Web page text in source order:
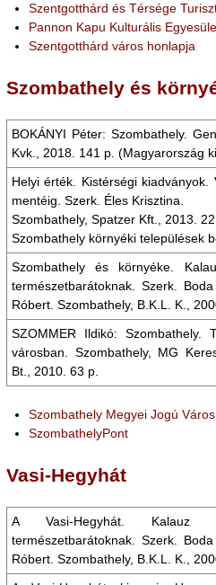
Szentgotthárd és Térsége
Pannon Kapu Kulturális
Szentgotthárd város honlapja
Szombathely és
BOKÁNYI Péter: Szombathely.
Kvk., 2018. 141 p. (Magyarország
Helyi érték. Kistérségi kiadványok.
mentéig. Szerk. Éles Krisztina.
Szombathely, Spatzer Kft., 2013. 22
Szombathely környéki települések
Szombathely és környéke.
természetbarátoknak. Szerk.
Róbert. Szombathely, B.K.L. K.,
SZOMMER Ildikó: Szombathely.
városban. Szombathely, MG
Bt., 2010. 63 p.
Szombathely Megyei Jogú
SzombathelyPont
Vasi-Hegyhát
A Vasi-Hegyhát. Kalauz
természetbarátoknak. Szerk.
Róbert. Szombathely, B.K.L. K.,